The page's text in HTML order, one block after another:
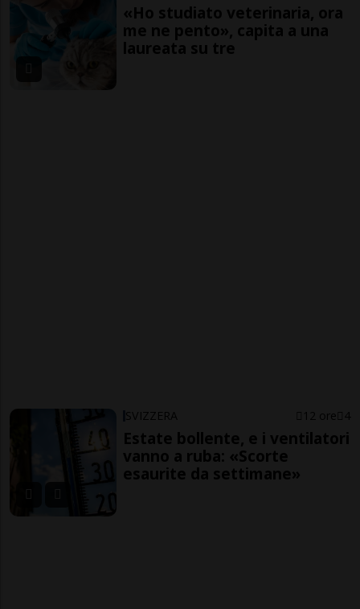
«Ho studiato veterinaria, ora
me ne pento», capita a una
laureata su tre
SVIZZERA 12 ore 4
Estate bollente, e i ventilatori
vanno a ruba: «Scorte
esaurite da settimane»